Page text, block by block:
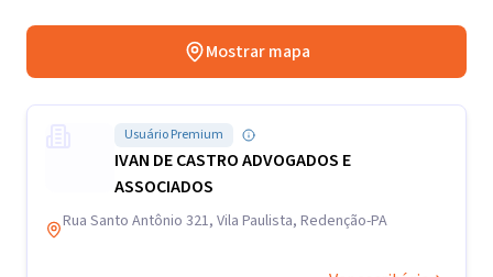
Mostrar mapa
Usuário Premium
IVAN DE CASTRO ADVOGADOS E
ASSOCIADOS
Rua Santo Antônio 321, Vila Paulista, Redenção-PA